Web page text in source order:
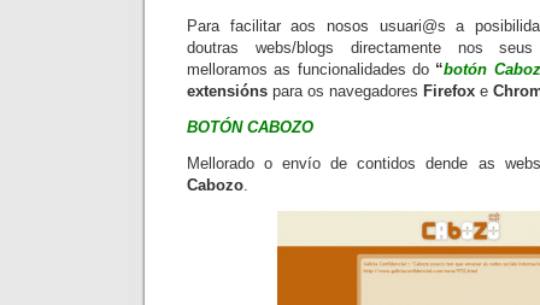
Para facilitar aos nosos usuari@s a
doutras webs/blogs directamente nos
melloramos as funcionalidades do “botón
extensións para os navegadores Firefox e
BOTÓN CABOZO
Mellorado o envío de contidos dende as
Cabozo.